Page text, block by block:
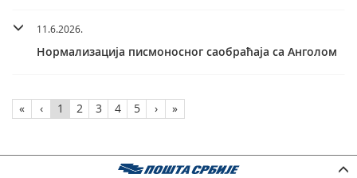
11.6.2026.
Нормализација писмоносног саобраћаја са Анголом
« ‹ 1 2 3 4 5 › »